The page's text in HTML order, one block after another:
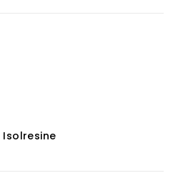
Isolresine